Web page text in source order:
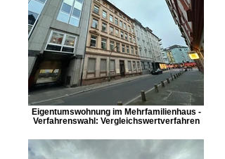
Eigentumswohnung im Mehrfamilienhaus -
Verfahrenswahl: Vergleichswertverfahren